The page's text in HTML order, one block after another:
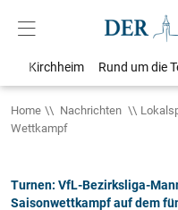
Kirchheim Rund um die
Home Nachrichten
Wettkampf
Turnen: VfL-Bezirksliga-
Saisonwettkampf auf dem